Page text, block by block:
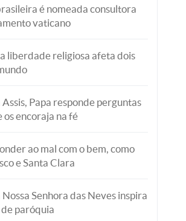
é nomeada consultora
vaticano
liberdade religiosa afeta dois
Assis, Papa responde perguntas
os encoraja na fé
ao mal com o bem, como
e Santa Clara
Senhora das Neves inspira
de paróquia